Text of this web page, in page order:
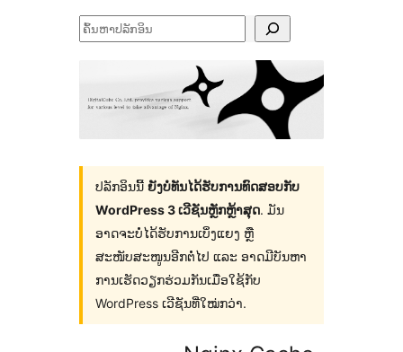
ຄົ້ນ
ລັກ
ປລັກອິນນີ້ ຍັງບໍ່ທັນໄດ້ຮັບການທົດສອບກັບ
WordPress 3 ເວີຊັນຫຼັກຫຼ້າສຸດ. ມັນ
ອາດຈະບໍ່ໄດ້ຮັບການເບິ່ງແຍງ ຫຼື
ສະໜັບສະໜູນອີກຕໍ່ໄປ ແລະ ອາດມີບັນຫາ
ການເຮັດວຽກຮ່ວມກັນເມື່ອໃຊ້ກັບ
WordPress ເວີຊັນທີ່ໃໝ່ກວ່າ.